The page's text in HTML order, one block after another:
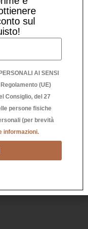
sul
AI SENSI
(UE)
Consiglio, del 27
persone fisiche
(per brevità
informazioni.